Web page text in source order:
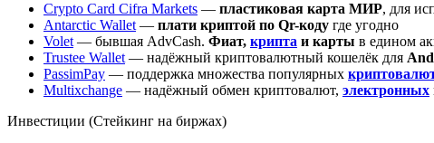
Crypto Card Cifra Markets — пластиковая карта МИР, для
Antarctic Wallet— плати криптой по Qr-коду где угодно
Volet— бывшая AdvCash. Фиат, крипта и карты в едином
Trustee Wallet— надёжный криптовалютный кошелёк для
PassimPay — поддержка множества популярных
Multixchange — надёжный обмен криптовалют, электронных
Инвестиции (Стейкинг на биржах)